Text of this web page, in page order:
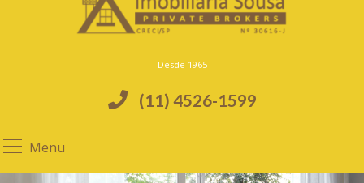
Desde 1965
(11) 4526-1599
Menu